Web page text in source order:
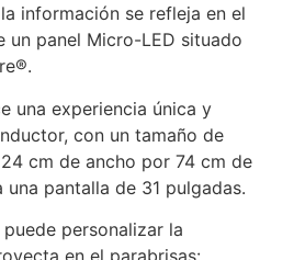
información se refleja en el
un panel Micro-LED situado
una experiencia única y
con un tamaño de
cm de ancho por 74 cm de
pantalla de 31 pulgadas.
personalizar la